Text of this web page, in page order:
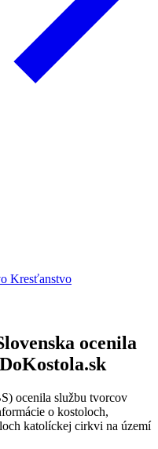
Kresťanstvo
ocenila
ocenila službu tvorcov
o kostoloch,
katolíckej cirkvi na území